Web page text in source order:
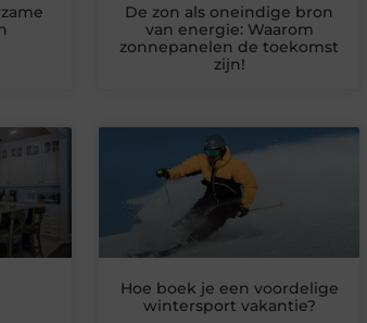
De zon als oneindige bron
van energie: Waarom
zonnepanelen de toekomst
zijn!
Hoe boek je een voordelige
wintersport vakantie?